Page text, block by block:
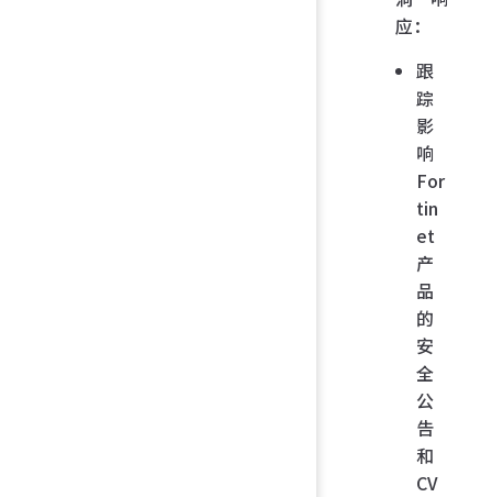
应：
跟
踪
影
响
For
tin
et
产
品
的
安
全
公
告
和
CV